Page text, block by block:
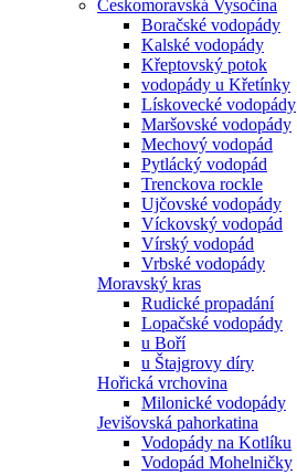
Českomoravská Vysočina
Boračské vodopády
Kalské vodopády
Křeptovský potok
vodopády u Křetínky
Lískovecké vodopády
Maršovské vodopády
Mechový vodopád
Pytlácký vodopád
Trenckova rockle
Ujčovské vodopády
Víckovský vodopád
Vírský vodopád
Vrbské vodopády
Moravský kras
Rudické propadání
Lopačské vodopády
u Boří
u Štajgrovy díry
Hořická vrchovina
Milonické vodopády
Jevišovská pahorkatina
Vodopády na Kotlíku
Vodopád Mohelničky